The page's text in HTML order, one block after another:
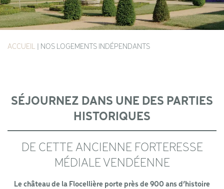
ACCUEIL | NOS LOGEMENTS INDÉPENDANTS
SÉJOURNEZ DANS UNE DES PARTIES
HISTORIQUES
DE CETTE ANCIENNE FORTERESSE
MÉDIALE VENDÉENNE
Le château de la Flocellière porte près de 900 ans d’histoire